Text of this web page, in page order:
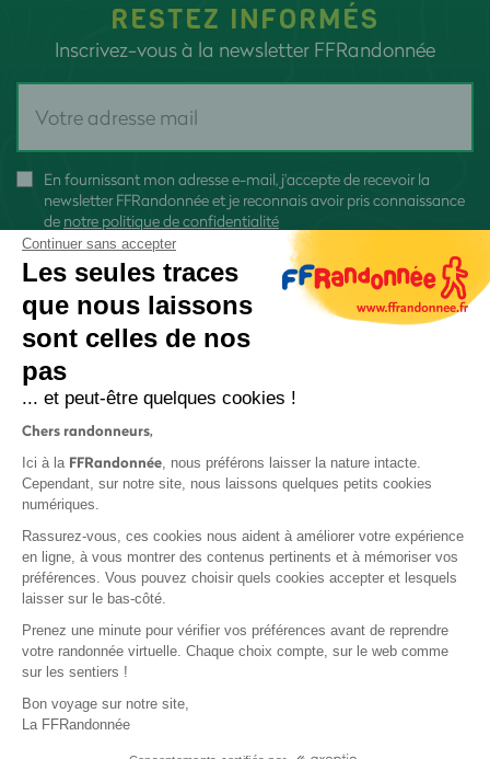
RESTEZ INFORMÉS
Inscrivez-vous à la newsletter FFRandonnée
En fournissant mon adresse e-mail, j'accepte de recevoir la
newsletter FFRandonnée et je reconnais avoir pris connaissance
de notre politique de confidentialité
Protection des données
Politique de confidentialité
Continuer sans accepter
Les seules traces
que nous laissons
sont celles de nos
pas
... et peut-être quelques cookies !
Chers randonneurs,
Ici à la FFRandonnée, nous préférons laisser la nature intacte.
Cependant, sur notre site, nous laissons quelques petits cookies
numériques.
Rassurez-vous, ces cookies nous aident à améliorer votre expérience
en ligne, à vous montrer des contenus pertinents et à mémoriser vos
préférences. Vous pouvez choisir quels cookies accepter et lesquels
laisser sur le bas-côté.
Prenez une minute pour vérifier vos préférences avant de reprendre
votre randonnée virtuelle. Chaque choix compte, sur le web comme
sur les sentiers !
Bon voyage sur notre site,
La FFRandonnée